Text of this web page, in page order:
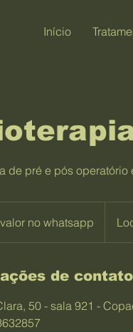
Início
de pré e pós
valor no whatsapp
de contato
50 - sala 921 -